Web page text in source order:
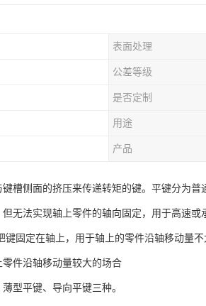
表面处理
公差等级
是否定制
用途
产品
槽侧面的挤压来传递转矩的键。平键分为
无法实现轴上零件的轴向固定，用于高速
固定在轴上，用于轴上的零件沿轴移动量
零件沿轴移动量较大的场合
型平键、导向平键三种。